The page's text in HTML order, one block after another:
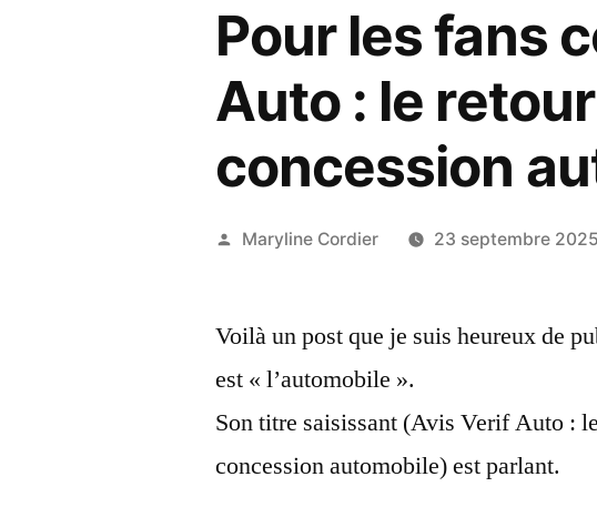
Pour les fans
Auto : le
concession
Publié
Maryline Cordier 23 septembre 2025
Voilà un post que je suis heureux de
est « l’automobile ».
Son titre saisissant (Avis Verif Auto :
concession automobile) est parlant.